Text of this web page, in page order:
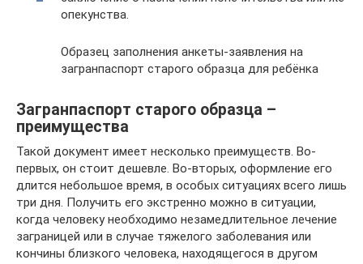
опекунства.
Образец заполнения анкеты-заявления на
загранпаспорт старого образца для ребёнка
Загранпаспорт старого образца –
преимущества
Такой документ имеет несколько преимуществ. Во-
первых, он стоит дешевле. Во-вторых, оформление его
длится небольшое время, в особых ситуациях всего лишь
три дня. Получить его экстренно можно в ситуации,
когда человеку необходимо незамедлительное лечение
заграницей или в случае тяжелого заболевания или
кончины близкого человека, находящегося в другом